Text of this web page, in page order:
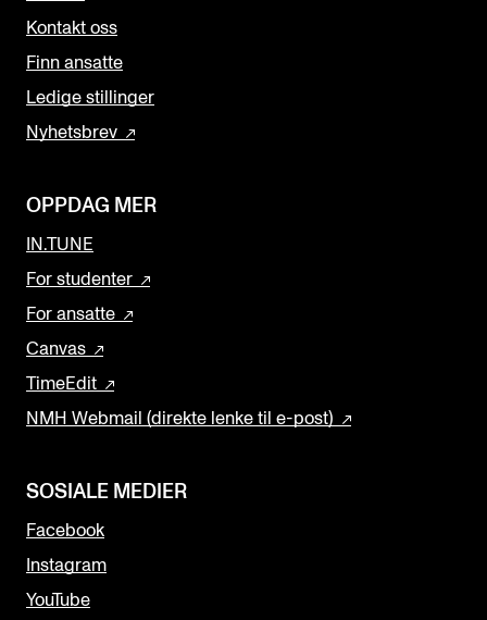
Kontakt oss
Finn ansatte
Ledige stillinger
Nyhetsbrev
OPPDAG MER
IN.TUNE
For studenter
For ansatte
Canvas
TimeEdit
NMH Webmail (direkte lenke til e-post)
SOSIALE MEDIER
Facebook
Instagram
YouTube